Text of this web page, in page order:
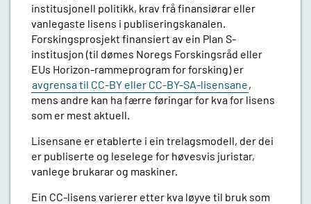
institusjonell politikk, krav frå finansiørar eller
vanlegaste lisens i publiseringskanalen.
Forskingsprosjekt finansiert av ein Plan S-
institusjon (til dømes Noregs Forskingsråd eller
EUs Horizon-rammeprogram for forsking) er
avgrensa til CC-BY eller CC-BY-SA-lisensane,
mens andre kan ha færre føringar for kva for lisens
som er mest aktuell.
Lisensane er etablerte i ein trelagsmodell, der dei
er publiserte og leselege for høvesvis juristar,
vanlege brukarar og maskiner.
Ein CC-lisens varierer etter kva løyve til bruk som